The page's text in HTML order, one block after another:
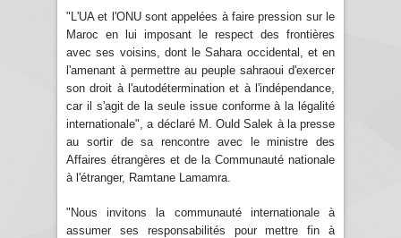
"L'UA et l'ONU sont appelées à faire pression sur le
Maroc en lui imposant le respect des frontières
avec ses voisins, dont le Sahara occidental, et en
l'amenant à permettre au peuple sahraoui d'exercer
son droit à l'autodétermination et à l'indépendance,
car il s'agit de la seule issue conforme à la légalité
internationale", a déclaré M. Ould Salek à la presse
au sortir de sa rencontre avec le ministre des
Affaires étrangères et de la Communauté nationale
à l'étranger, Ramtane Lamamra.
"Nous invitons la communauté internationale à
assumer ses responsabilités pour mettre fin à